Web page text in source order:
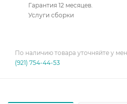
Гарантия 12 месяцев.
Услуги сборки
По наличию товара уточняйте у
(921) 754-44-53